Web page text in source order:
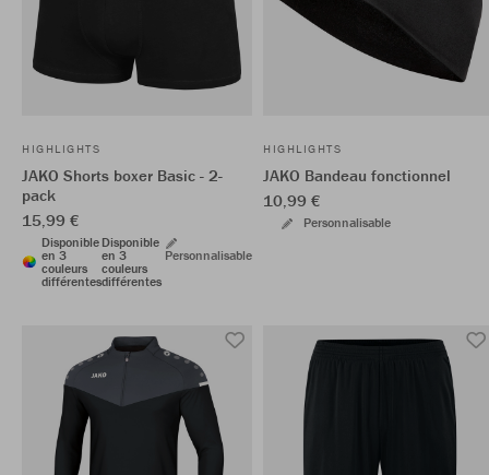
HIGHLIGHTS
JAKO Shorts boxer Basic - 2-
pack
15,99 €
Disponible
en 3
couleurs
différentes
Disponible
en 3
couleurs
différentes
Personnalisable
HIGHLIGHTS
JAKO Bandeau fonctionnel
10,99 €
Personnalisable